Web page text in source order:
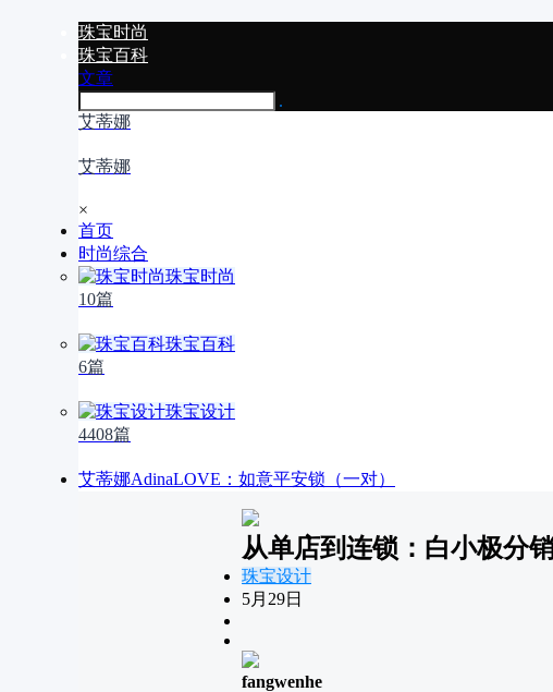
珠宝时尚
珠宝百科
文章
艾蒂娜
艾蒂娜
×
首页
时尚综合
珠宝时尚
10篇
珠宝百科
6篇
珠宝设计
4408篇
艾蒂娜AdinaLOVE：如意平安锁（一对）
从单店到连锁：白小极分
珠宝设计
5月29日
fangwenhe